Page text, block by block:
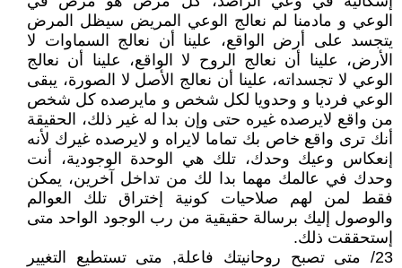
الوعي و مادمنا لم نعالج الوعي المريض سيظل المرض
يتجسد على أرض الواقع، علينا أن نعالج السماوات لا
الأرض، علينا أن نعالج الروح لا الواقع، علينا أن نعالج
الوعي لا تجسداته، علينا أن نعالج الأصل لا الصورة، يبقى
الوعي فرديا و وحدويا لكل شخص و مايرصده كل شخص
من واقع لايرصده غيره حتى وإن بدا له غير ذلك، الحقيقة
أنك ترى واقع خاص بك تماما لايراه و لايرصده غيرك لأنه
إنعكاس وعيك وحدك، تلك هي الوحدة الوجودية، أنت
وحدك في عالمك مهما بدا لك من تداخل آخرين، يمكن
فقط لمن لهم صلاحيات كونية إختراق تلك العوالم
والوصول إليك برسالة حقيقية من رب الوجود الواحد متى
إستحققت ذلك.
23/ متى تصبح روحانيتك فاعلة, متى تستطيع التغيير